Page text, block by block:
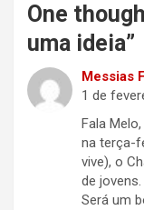
One
uma ideia”
Messias
1 de
Fala
na terça-
vive), o
de jovens.
Será um